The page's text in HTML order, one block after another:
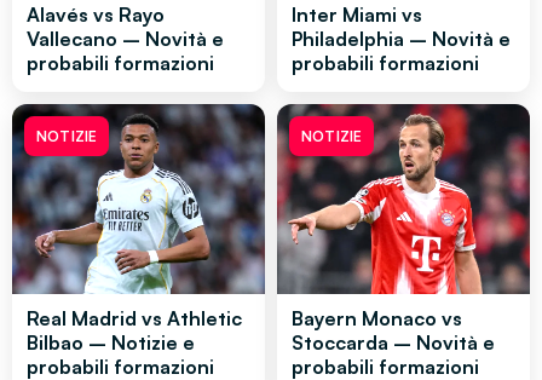
Alavés vs Rayo
Vallecano – Novità e
probabili formazioni
Inter Miami vs
Philadelphia – Novità e
probabili formazioni
NOTIZIE
Real Madrid vs Athletic
Bilbao – Notizie e
probabili formazioni
NOTIZIE
Bayern Monaco vs
Stoccarda – Novità e
probabili formazioni